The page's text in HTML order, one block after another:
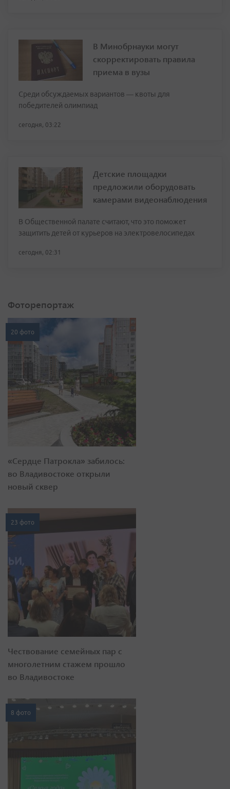
В Минобрнауки могут
скорректировать правила
приема в вузы
Среди обсуждаемых вариантов — квоты для
победителей олимпиад
сегодня, 03:22
Детские площадки
предложили оборудовать
камерами видеонаблюдения
В Общественной палате считают, что это поможет
защитить детей от курьеров на электровелосипедах
сегодня, 02:31
Фоторепортаж
20 фото
«Сердце Патрокла» забилось:
во Владивостоке открыли
новый сквер
23 фото
Чествование семейных пар с
многолетним стажем прошло
во Владивостоке
8 фото